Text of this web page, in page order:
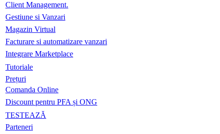
Client Management.
Gestiune si Vanzari
Magazin Virtual
Facturare si automatizare vanzari
Integrare Marketplace
Tutoriale
Prețuri
Comanda Online
Discount pentru PFA și ONG
TESTEAZĂ
Parteneri